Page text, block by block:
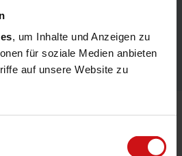
, um Inhalte und Anzeigen zu
für soziale Medien anbieten
auf unsere Website zu
der Hansestadt